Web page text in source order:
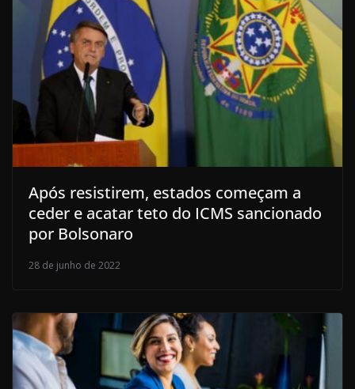
Após resistirem, estados começam a
ceder e acatar teto do ICMS sancionado
por Bolsonaro
28 de junho de 2022